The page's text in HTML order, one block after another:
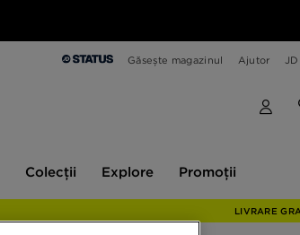
Găsește magazinul Ajutor
Colecții Explore Promoții
LIVRARE